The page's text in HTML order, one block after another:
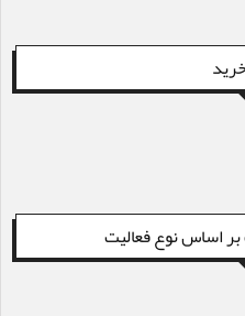
اساس نوع فعالیت